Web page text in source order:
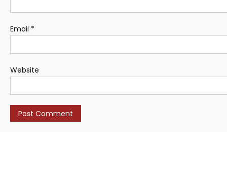
Email *
Website